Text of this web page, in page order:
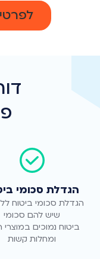
הגדלת סכומי
הגדלת סכומי ביטוח
ביטוח נמוכים במוצרי
ומחלות קשות